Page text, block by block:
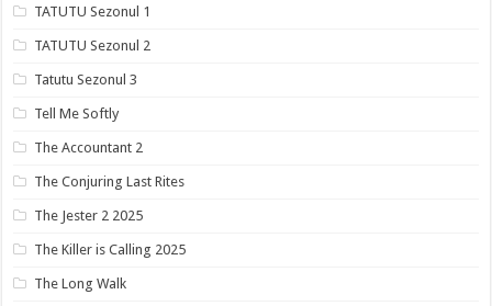
TATUTU Sezonul 1
TATUTU Sezonul 2
Tatutu Sezonul 3
Tell Me Softly
The Accountant 2
The Conjuring Last Rites
The Jester 2 2025
The Killer is Calling 2025
The Long Walk